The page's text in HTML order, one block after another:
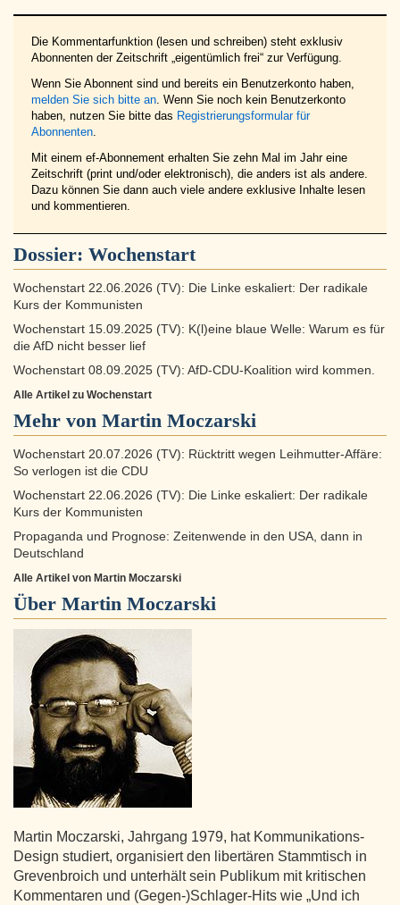
Die Kommentarfunktion (lesen und schreiben) steht exklusiv
Abonnenten der Zeitschrift „eigentümlich frei“ zur Verfügung.
Wenn Sie Abonnent sind und bereits ein Benutzerkonto haben,
melden Sie sich bitte an. Wenn Sie noch kein Benutzerkonto
haben, nutzen Sie bitte das Registrierungsformular für
Abonnenten.
Mit einem ef-Abonnement erhalten Sie zehn Mal im Jahr eine
Zeitschrift (print und/oder elektronisch), die anders ist als andere.
Dazu können Sie dann auch viele andere exklusive Inhalte lesen
und kommentieren.
Dossier: Wochenstart
Wochenstart 22.06.2026 (TV): Die Linke eskaliert: Der radikale
Kurs der Kommunisten
Wochenstart 15.09.2025 (TV): K(l)eine blaue Welle: Warum es für
die AfD nicht besser lief
Wochenstart 08.09.2025 (TV): AfD-CDU-Koalition wird kommen.
Alle Artikel zu Wochenstart
Mehr von Martin Moczarski
Wochenstart 20.07.2026 (TV): Rücktritt wegen Leihmutter-Affäre:
So verlogen ist die CDU
Wochenstart 22.06.2026 (TV): Die Linke eskaliert: Der radikale
Kurs der Kommunisten
Propaganda und Prognose: Zeitenwende in den USA, dann in
Deutschland
Alle Artikel von Martin Moczarski
Über Martin Moczarski
Martin Moczarski, Jahrgang 1979, hat Kommunikations-
Design studiert, organisiert den libertären Stammtisch in
Grevenbroich und unterhält sein Publikum mit kritischen
Kommentaren und (Gegen-)Schlager-Hits wie „Und ich